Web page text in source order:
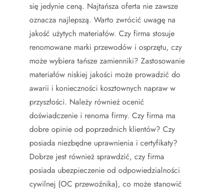
się jedynie ceną. Najtańsza oferta nie zawsze
oznacza najlepszą. Warto zwrócić uwagę na
jakość użytych materiałów. Czy firma stosuje
renomowane marki przewodów i osprzętu, czy
może wybiera tańsze zamienniki? Zastosowanie
materiałów niskiej jakości może prowadzić do
awarii i konieczności kosztownych napraw w
przyszłości. Należy również ocenić
doświadczenie i renoma firmy. Czy firma ma
dobre opinie od poprzednich klientów? Czy
posiada niezbędne uprawnienia i certyfikaty?
Dobrze jest również sprawdzić, czy firma
posiada ubezpieczenie od odpowiedzialności
cywilnej (OC przewoźnika), co może stanowić